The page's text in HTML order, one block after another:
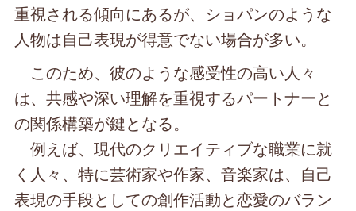
重視される傾向にあるが、ショパンのような
人物は自己表現が得意でない場合が多い。
このため、彼のような感受性の高い人々
は、共感や深い理解を重視するパートナーと
の関係構築が鍵となる。
例えば、現代のクリエイティブな職業に就
く人々、特に芸術家や作家、音楽家は、自己
表現の手段としての創作活動と恋愛のバラン